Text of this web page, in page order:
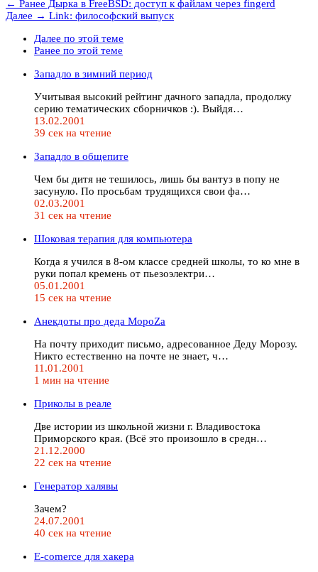
← Ранее Дырка в FreeBSD: доступ к файлам через fingerd
Далее → Link: философский выпуск
Далее по этой теме
Ранее по этой теме
Западло в зимний период
Учитывая высокий рейтинг дачного западла, продолжу
серию тематических сборничков :). Выйдя…
13.02.2001
39 сек на чтение
Западло в общепите
Чем бы дитя не тешилось, лишь бы вантуз в попу не
засунуло. По просьбам трудящихся свои фа…
02.03.2001
31 сек на чтение
Шоковая терапия для компьютера
Когда я учился в 8-ом классе средней школы, то ко мне в
руки попал кремень от пьезоэлектри…
05.01.2001
15 сек на чтение
Анекдоты про деда МороZa
Hа почту пpиходит письмо, адpесованное Деду Моpозу.
Hикто естественно на почте не знает, ч…
11.01.2001
1 мин на чтение
Приколы в реале
Две истории из школьной жизни г. Владивостока
Приморского края. (Всё это произошло в средн…
21.12.2000
22 сек на чтение
Генератор халявы
Зачем?
24.07.2001
40 сек на чтение
E-comerce для хакера